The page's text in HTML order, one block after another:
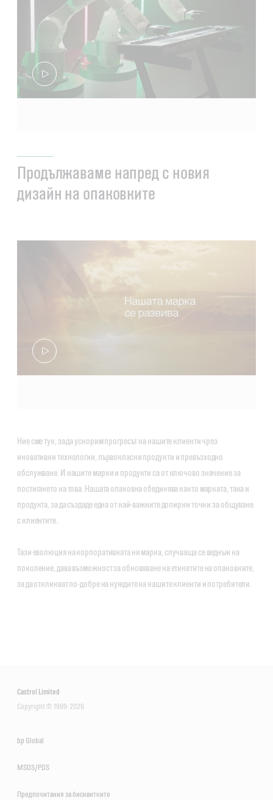
Продължаваме напред с новия
дизайн на опаковките
Ние сме тук, за да ускорим прогресът на нашите клиенти чрез
иновативни технологии, първокласни продукти и превъзходно
обслужване. И нашите марки и продукти са от ключово значение за
постигането на това. Нашата опаковка обединява както марката, така и
продукта, за да създаде една от най-важните допирни точки за общуване
с клиентите.
Тази еволюция на корпоративната ни марка, случваща се веднъж на
поколение, дава възможност за обновяване на етикетите на опаковките,
за да откликват по-добре на нуждите на нашите клиенти и потребители.
Castrol Limited
Copyright © 1999-2026
bp Global
MSDS/PDS
Предпочитания за бисквитките